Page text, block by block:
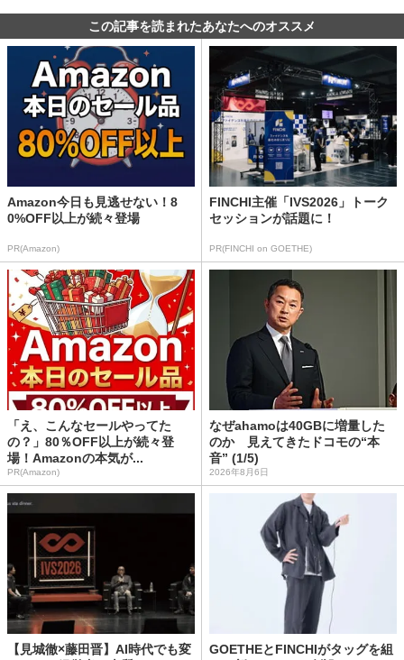
この記事を読まれたあなたへのオススメ
Amazon今日も見逃せない！8
0%OFF以上が続々登場
PR(Amazon)
FINCHI主催「IVS2026」トーク
セッションが話題に！
PR(FINCHI on GOETHE)
「え、こんなセールやってた
の？」80％OFF以上が続々登
場！Amazonの本気が...
PR(Amazon)
なぜahamoは40GBに増量した
のか 見えてきたドコモの“本
音” (1/5)
2026年8月6日
【見城徹×藤田晋】AI時代でも変
GOETHEとFINCHIがタッグを組